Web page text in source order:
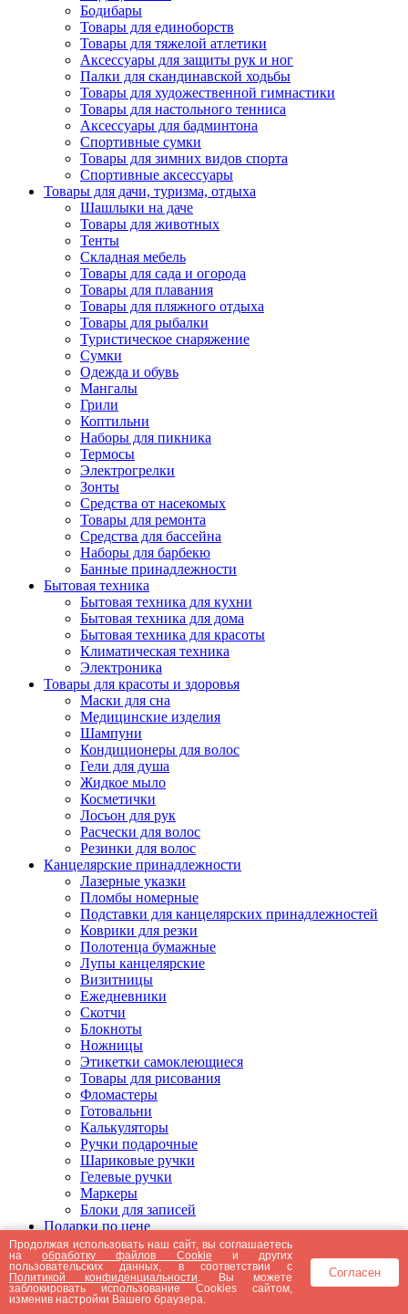
Бодибары
Товары для единоборств
Товары для тяжелой атлетики
Аксессуары для защиты рук и ног
Палки для скандинавской ходьбы
Товары для художественной гимнастики
Товары для настольного тенниса
Аксессуары для бадминтона
Спортивные сумки
Товары для зимних видов спорта
Спортивные аксессуары
Товары для дачи, туризма, отдыха
Шашлыки на даче
Товары для животных
Тенты
Складная мебель
Товары для сада и огорода
Товары для плавания
Товары для пляжного отдыха
Товары для рыбалки
Туристическое снаряжение
Сумки
Одежда и обувь
Мангалы
Грили
Коптильни
Наборы для пикника
Термосы
Электрогрелки
Зонты
Средства от насекомых
Товары для ремонта
Средства для бассейна
Наборы для барбекю
Банные принадлежности
Бытовая техника
Бытовая техника для кухни
Бытовая техника для дома
Бытовая техника для красоты
Климатическая техника
Электроника
Товары для красоты и здоровья
Маски для сна
Медицинские изделия
Шампуни
Кондиционеры для волос
Гели для душа
Жидкое мыло
Косметички
Лосьон для рук
Расчески для волос
Резинки для волос
Канцелярские принадлежности
Лазерные указки
Пломбы номерные
Подставки для канцелярских принадлежностей
Коврики для резки
Полотенца бумажные
Лупы канцелярские
Визитницы
Ежедневники
Скотчи
Блокноты
Ножницы
Этикетки самоклеющиеся
Товары для рисования
Фломастеры
Готовальни
Калькуляторы
Ручки подарочные
Шариковые ручки
Гелевые ручки
Маркеры
Блоки для записей
Подарки по цене
Подарки от 5000 рублей
Подарки до 5000 рублей
Подарки до 3000 рублей
Подарки до 2000 рублей
Подарки до 1000 рублей
Продолжая использовать наш сайт, вы соглашаетесь
наобработку файлов Cookie и других
пользовательских данных, в соответствии с
Политикой конфиденциальности . Вы можете
заблокировать использование Cookies сайтом,
изменив настройки Вашего браузера.
Согласен